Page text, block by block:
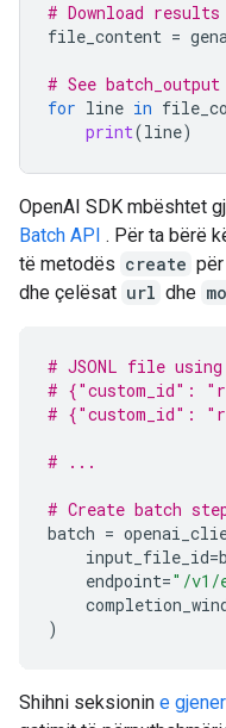
# Download
file_content =
# See
for line in
print(line)
OpenAI SDK mbështet
Batch API . Për ta bërë
të metodës create
dhe çelësat url dhe
# JSONL file using
# {"custom_id":
# {"custom_id":
# ...
# Create batch
batch =
input_file_id=
endpoint="/v1/
)
Shihni seksionin e